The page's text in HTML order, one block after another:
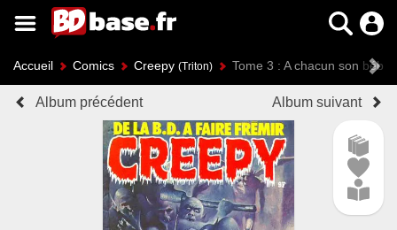
Accueil Comics Creepy (Triton) Tome 3 : A chacun son bébé
Album précédent Album suivant